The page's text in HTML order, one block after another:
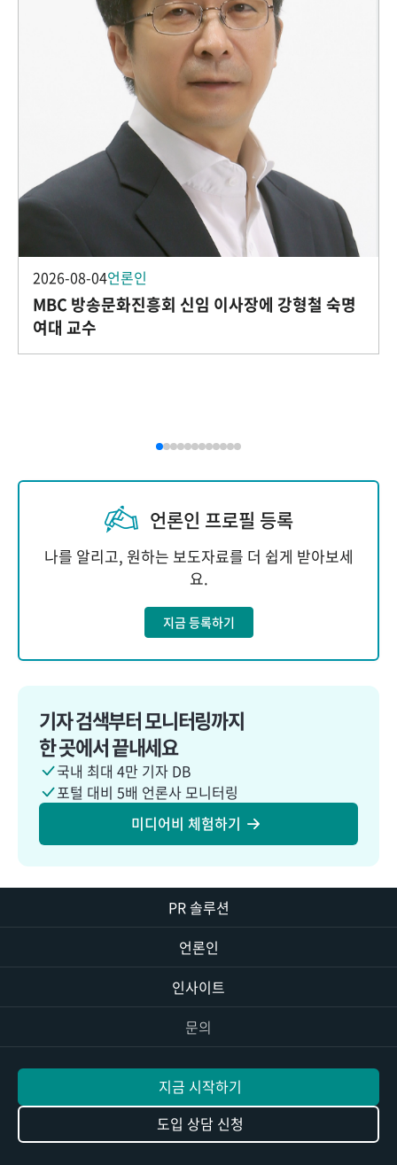
2026-08-04언론인
MBC 방송문화진흥회 신임 이사장에 강형철 숙명
여대 교수
언론인 프로필 등록
나를 알리고, 원하는 보도자료를 더 쉽게 받아보세
요.
지금 등록하기
기자 검색부터 모니터링까지
한 곳에서 끝내세요
국내 최대 4만 기자 DB
포털 대비 5배 언론사 모니터링
미디어비 체험하기
PR 솔루션
언론인
인사이트
문의
지금 시작하기
도입 상담 신청